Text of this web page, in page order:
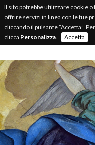
Il sito potrebbe utilizzare cookie
offrire servizi in linea con le tue
cliccando il pulsante “Accetta”.
clicca Personalizza. Accetta